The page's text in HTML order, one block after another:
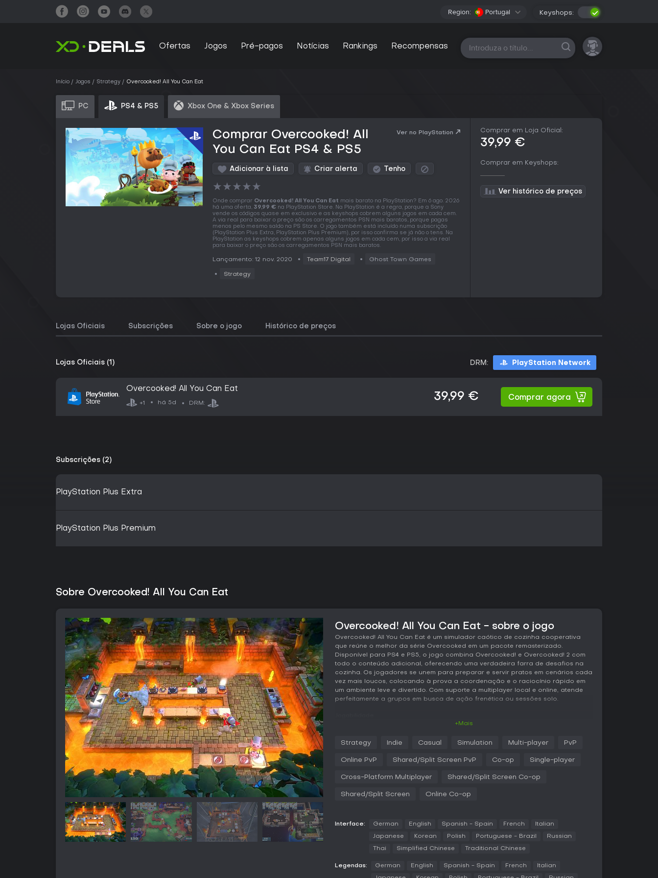
Region: Portugal Keyshops:
Ofertas Jogos Pré-pagos Notícias Rankings Recompensas Todas as plataformas
Início Jogos Strategy Overcooked! All You Can Eat
PC PS4 & PS5 Xbox One & Xbox Series
Comprar Overcooked! All
You Can Eat PS4 & PS5
Ver no PlayStation
Adicionar à lista Criar alerta Tenho
★★★★★
Onde comprar Overcooked! All You Can Eat mais barato na PlayStation? Em 6 ago. 2026
há uma oferta, 39,99 € na PlayStation Store. Na PlayStation é a regra, porque a Sony
vende os códigos quase em exclusivo e as keyshops cobrem alguns jogos em cada cem.
A via real para baixar o preço são os carregamentos PSN mais baratos, porque pagas
menos pelo mesmo saldo na PS Store. O jogo também está incluído numa subscrição
(PlayStation Plus Extra, PlayStation Plus Premium), por isso confirma se já não o tens. Na
PlayStation as keyshops cobrem apenas alguns jogos em cada cem, por isso a via real
para baixar o preço são os carregamentos PSN mais baratos.
Lançamento: 12 nov. 2020 Team17 Digital Ghost Town Games
Strategy
Comprar em Loja Oficial:
39,99 €
Comprar em Keyshops:
Ver histórico de preços
Lojas Oficiais Subscrições Sobre o jogo Histórico de preços
Lojas Oficiais (1) DRM: PlayStation Network
Overcooked! All You Can Eat
+1 há 5d DRM:
39,99 € Comprar agora
Subscrições (2)
PlayStation Plus Extra
PlayStation Plus Premium
Sobre Overcooked! All You Can Eat
Overcooked! All You Can Eat - sobre o jogo
Overcooked! All You Can Eat é um simulador caótico de cozinha cooperativa
que reúne o melhor da série Overcooked em um pacote remasterizado.
Disponível para PS4 e PS5, o jogo combina Overcooked! e Overcooked! 2 com
todo o conteúdo adicional, oferecendo uma verdadeira farra de desafios na
cozinha. Os jogadores se unem para preparar e servir pratos em cenários cada
vez mais loucos, colocando à prova a coordenação e o raciocínio rápido em
um ambiente leve e divertido. Com suporte a multiplayer local e online, atende
perfeitamente a grupos em busca de ação frenética ou sessões solo.
jogadores picam ingredientes, cozinham refeições e montam pedidos enquanto
comunicação é essencial, já que as tarefas se sobrepõem, exigindo divisão
pratos. A versão remasterizada eleva tudo com visuais aprimorados em 4K,
tornando cada momento de caos mais nítido e vibrante. As mecânicas incluem
jogar ingredientes para agilizar processos e corridas para se locomover
Recursos de acessibilidade tornam a experiência mais inclusiva. Opções como
interface escalável, texto adaptado para dislexia e ajustes para daltonismo
dificuldade ao desacelerar os tempos de receitas e estender os cronômetros
Modos de jogo
+Mais
Strategy Indie Casual Simulation Multi-player PvP
Online PvP Shared/Split Screen PvP Co-op Single-player
Cross-Platform Multiplayer Shared/Split Screen Co-op
Shared/Split Screen Online Co-op
Interface: German English Spanish - Spain French Italian
Japanese Korean Polish Portuguese - Brazil Russian
Thai Simplified Chinese Traditional Chinese
Legendas: German English Spanish - Spain French Italian